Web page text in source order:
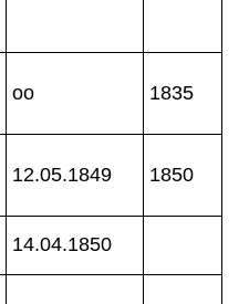
oo 1835
12.05.1849 1850
14.04.1850